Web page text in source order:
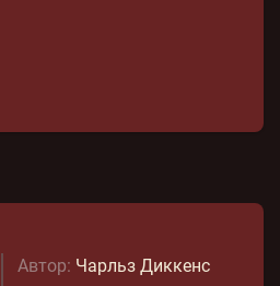
Автор: Чарльз Диккенс